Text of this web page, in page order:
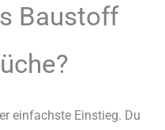
Baustoff
einfachste Einstieg. Du